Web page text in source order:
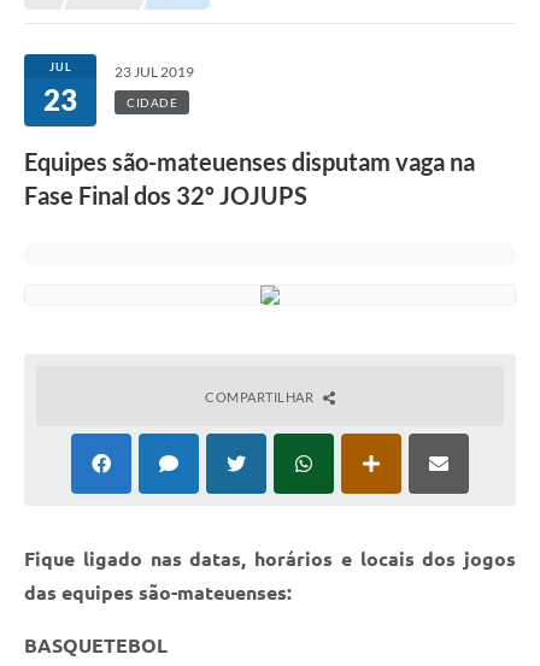
Transparência
Secretarias
Ouvidoria
PSS Unificado 2025
INOVA_SÃO MATEUS DO SUL
Chamamento Público para Artistas Locais
Projeto Nascente Viva
JUL
23
23 JUL 2019
CIDADE
Equipes são-mateuenses disputam vaga na
Fase Final dos 32º JOJUPS
COMPARTILHAR
Fique ligado nas datas, horários e locais dos jogos
das equipes são-mateuenses:
BASQUETEBOL